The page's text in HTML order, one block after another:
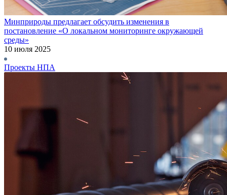
Минприроды предлагает обсудить изменения в
постановление «О локальном мониторинге окружающей
среды»
10 июля 2025
Проекты НПА